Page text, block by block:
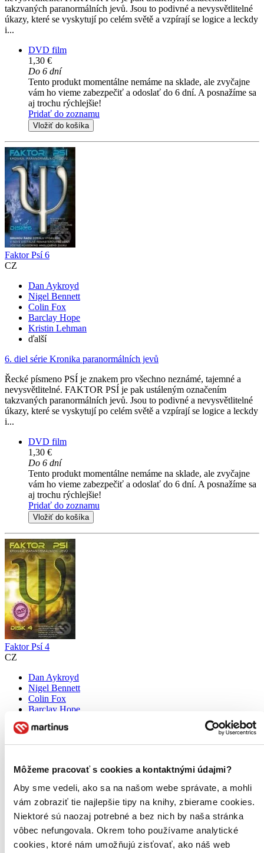
Môžeme pracovať s cookies a kontaktnými údajmi?
Aby sme vedeli, ako sa na našom webe správate, a mohli
vám zobraziť tie najlepšie tipy na knihy, zbierame cookies.
Niektoré sú naozaj potrebné a bez nich by naša stránka
vôbec nefungovala. Okrem toho používame analytické
cookies, ktoré nám umožňujú zisťovať, ako náš web
takzvaných paranormálních jevů. Jsou to podivné a nevysvětlitelné
úkazy, které se vyskytují po celém světě a vzpírají se logice a leckdy
i...
DVD film
1,30 €
Do 6 dní
Tento produkt momentálne nemáme na sklade, ale zvyčajne
vám ho vieme zabezpečiť a odoslať do 6 dní. A posnažíme sa
aj trochu rýchlejšie!
Pridať do zoznamu
Vložiť do košíka
Faktor Psí 6
CZ
Dan Aykroyd
Nigel Bennett
Colin Fox
Barclay Hope
Kristin Lehman
ďalší
6. diel série Kronika paranormálních jevů
Řecké písmeno PSÍ je znakem pro všechno neznámé, tajemné a
nevysvětlitelné. FAKTOR PSÍ je pak ustáleným označením
takzvaných paranormálních jevů. Jsou to podivné a nevysvětlitelné
úkazy, které se vyskytují po celém světě a vzpírají se logice a leckdy
i...
DVD film
1,30 €
Do 6 dní
Tento produkt momentálne nemáme na sklade, ale zvyčajne
vám ho vieme zabezpečiť a odoslať do 6 dní. A posnažíme sa
aj trochu rýchlejšie!
Pridať do zoznamu
Vložiť do košíka
Faktor Psí 4
CZ
Dan Aykroyd
Nigel Bennett
Colin Fox
Barclay Hope
ďalší
Řecké písmeno PSÍ je znakem pro všechno neznámé, tajemné a
takzvaných paranormálních jevů. Jsou to podivné a nevysvětlitelné
úkazy, které se vyskytují po celém světě a vzpírají se logice a leckdy
DVD film
1,30 €